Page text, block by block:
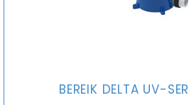
BEREIK DELTA UV-